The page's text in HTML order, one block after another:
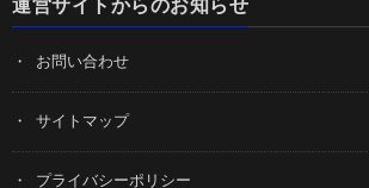
運営サイトからのお知らせ
お問い合わせ
サイトマップ
プライバシーポリシー